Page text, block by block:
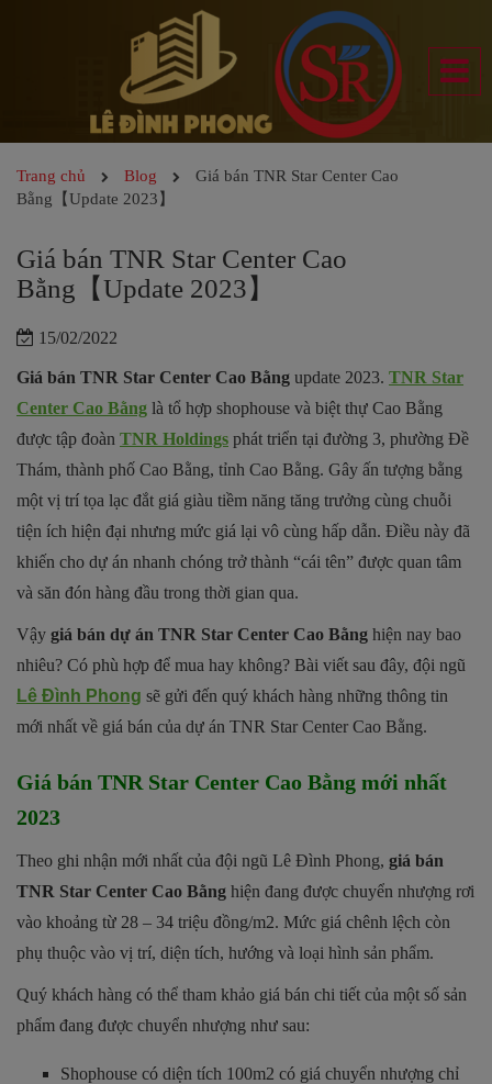
Trang chủ Blog
Giá bán TNR Star Center Cao
Bằng【Update 2023】
Giá bán TNR Star Center Cao
Bằng【Update 2023】
15/02/2022
Giá bán TNR Star Center Cao Bằng update 2023. TNR Star
Center Cao Bằng là tổ hợp shophouse và biệt thự Cao Bằng
được tập đoàn TNR Holdings phát triển tại đường 3, phường Đề
Thám, thành phố Cao Bằng, tỉnh Cao Bằng. Gây ấn tượng bằng
một vị trí tọa lạc đắt giá giàu tiềm năng tăng trưởng cùng chuỗi
tiện ích hiện đại nhưng mức giá lại vô cùng hấp dẫn. Điều này đã
khiến cho dự án nhanh chóng trở thành “cái tên” được quan tâm
và săn đón hàng đầu trong thời gian qua.
Vậy giá bán dự án TNR Star Center Cao Bằng hiện nay bao
nhiêu? Có phù hợp để mua hay không? Bài viết sau đây, đội ngũ
Lê Đình Phong sẽ gửi đến quý khách hàng những thông tin
mới nhất về giá bán của dự án TNR Star Center Cao Bằng.
Giá bán TNR Star Center Cao Bằng mới nhất
2023
Theo ghi nhận mới nhất của đội ngũ Lê Đình Phong, giá bán
TNR Star Center Cao Bằng hiện đang được chuyển nhượng rơi
vào khoảng từ 28 – 34 triệu đồng/m2. Mức giá chênh lệch còn
phụ thuộc vào vị trí, diện tích, hướng và loại hình sản phẩm.
Quý khách hàng có thể tham khảo giá bán chi tiết của một số sản
phẩm đang được chuyển nhượng như sau:
Shophouse có diện tích 100m2 có giá chuyển nhượng chỉ